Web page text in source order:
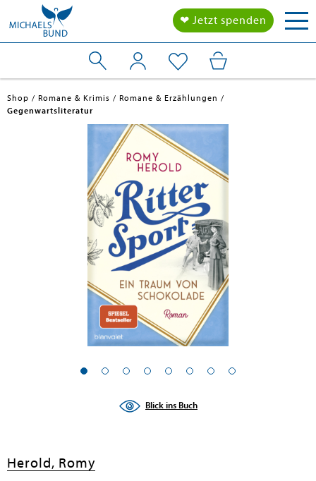
❤ Jetzt spenden
Shop Romane & Krimis
Romane & Erzählungen
Gegenwartsliteratur
Blick ins Buch
Herold, Romy